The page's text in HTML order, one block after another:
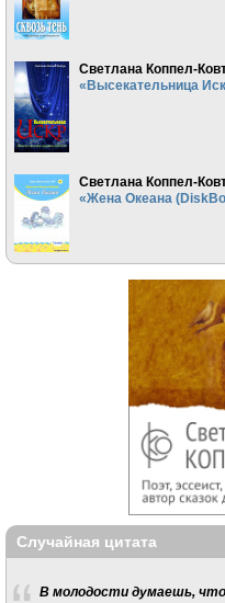
Светлана Коппел-
«Высекательница
Светлана Коппел-
«Жена Океана
Случайная цитата
В молодости думаешь,